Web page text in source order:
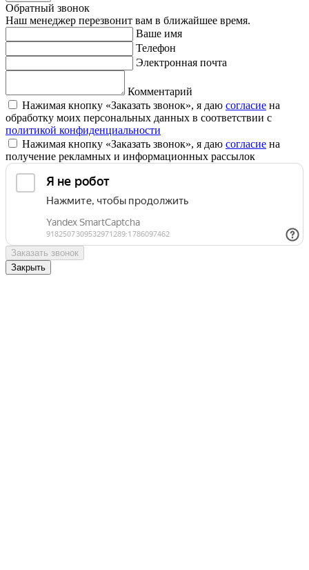
Обратный звонок
Наш менеджер перезвонит вам в ближайшее время.
Ваше имя
Телефон
Электронная почта
Комментарий
Нажимая кнопку «Заказать звонок», я даю согласие на
обработку моих персональных данных в соответствии с
политикой конфиденциальности
Нажимая кнопку «Заказать звонок», я даю согласие на
получение рекламных и информационных рассылок
Заказать звонок
Закрыть